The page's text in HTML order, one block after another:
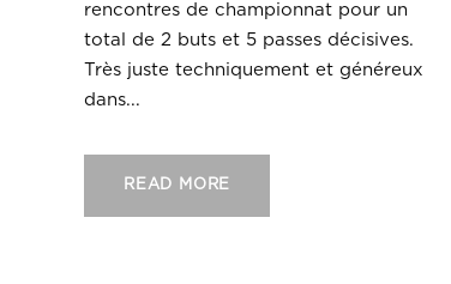
rencontres de championnat pour un
total de 2 buts et 5 passes décisives.
Très juste techniquement et généreux
dans...
READ MORE